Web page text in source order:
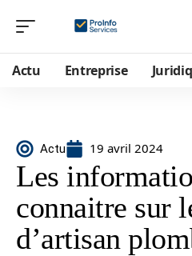
Actu Entreprise
Actu 19 avril 2024
Les
connaitre sur
d’artisan